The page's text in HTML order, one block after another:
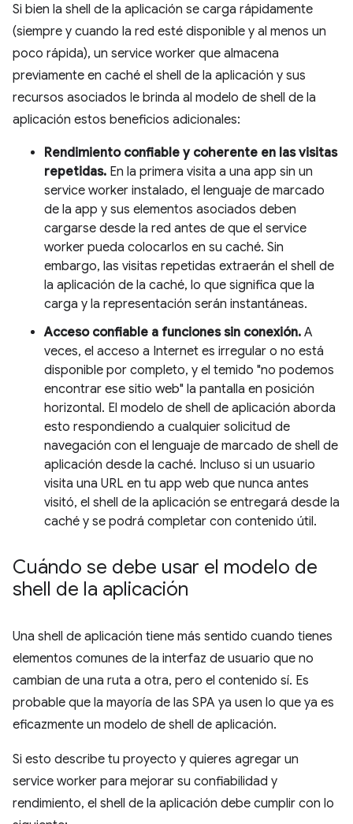
Si bien la shell de la aplicación se carga rápidamente
(siempre y cuando la red esté disponible y al menos un
poco rápida), un service worker que almacena
previamente en caché el shell de la aplicación y sus
recursos asociados le brinda al modelo de shell de la
aplicación estos beneficios adicionales:
Rendimiento confiable y coherente en las visitas
repetidas. En la primera visita a una app sin un
service worker instalado, el lenguaje de marcado
de la app y sus elementos asociados deben
cargarse desde la red antes de que el service
worker pueda colocarlos en su caché. Sin
embargo, las visitas repetidas extraerán el shell de
la aplicación de la caché, lo que significa que la
carga y la representación serán instantáneas.
Acceso confiable a funciones sin conexión. A
veces, el acceso a Internet es irregular o no está
disponible por completo, y el temido "no podemos
encontrar ese sitio web" la pantalla en posición
horizontal. El modelo de shell de aplicación aborda
esto respondiendo a cualquier solicitud de
navegación con el lenguaje de marcado de shell de
aplicación desde la caché. Incluso si un usuario
visita una URL en tu app web que nunca antes
visitó, el shell de la aplicación se entregará desde la
caché y se podrá completar con contenido útil.
Cuándo se debe usar el modelo de
shell de la aplicación
Una shell de aplicación tiene más sentido cuando tienes
elementos comunes de la interfaz de usuario que no
cambian de una ruta a otra, pero el contenido sí. Es
probable que la mayoría de las SPA ya usen lo que ya es
eficazmente un modelo de shell de aplicación.
Si esto describe tu proyecto y quieres agregar un
service worker para mejorar su confiabilidad y
rendimiento, el shell de la aplicación debe cumplir con lo